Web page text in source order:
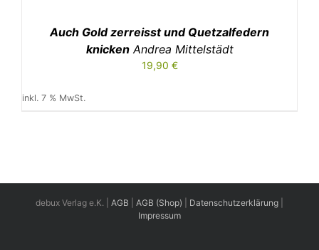
DETAILSAuch Gold zerreisst und Quetzalfedern
knicken Andrea Mittelstädt
19,90 €
inkl. 7 % MwSt.
debux Verlag e.K. | AGB AGB (Shop) Datenschutzerklärung
Impressum